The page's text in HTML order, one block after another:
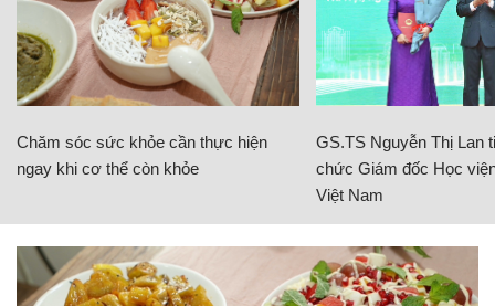
Chăm sóc sức khỏe cần thực hiện
ngay khi cơ thể còn khỏe
GS.TS Nguyễn Thị Lan
chức Giám đốc Học
Việt Nam